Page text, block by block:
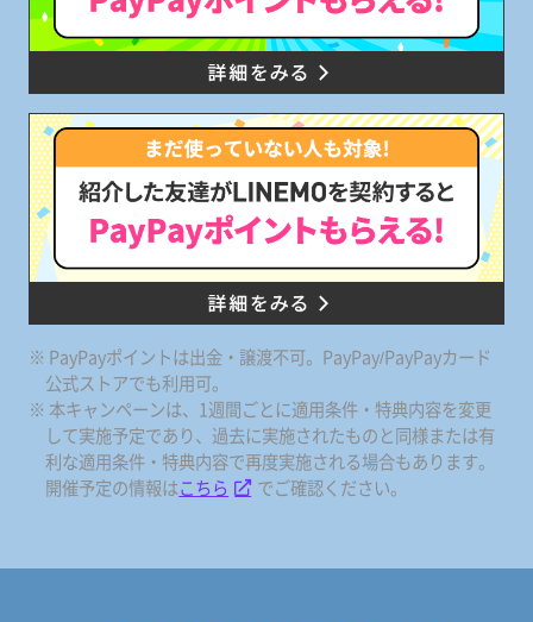
※ PayPayポイントは出金・譲渡不可。PayPay/PayPayカード
公式ストアでも利用可。
※ 本キャンペーンは、1週間ごとに適用条件・特典内容を変更
して実施予定であり、過去に実施されたものと同様または有
利な適用条件・特典内容で再度実施される場合もあります。
開催予定の情報はこちら でご確認ください。